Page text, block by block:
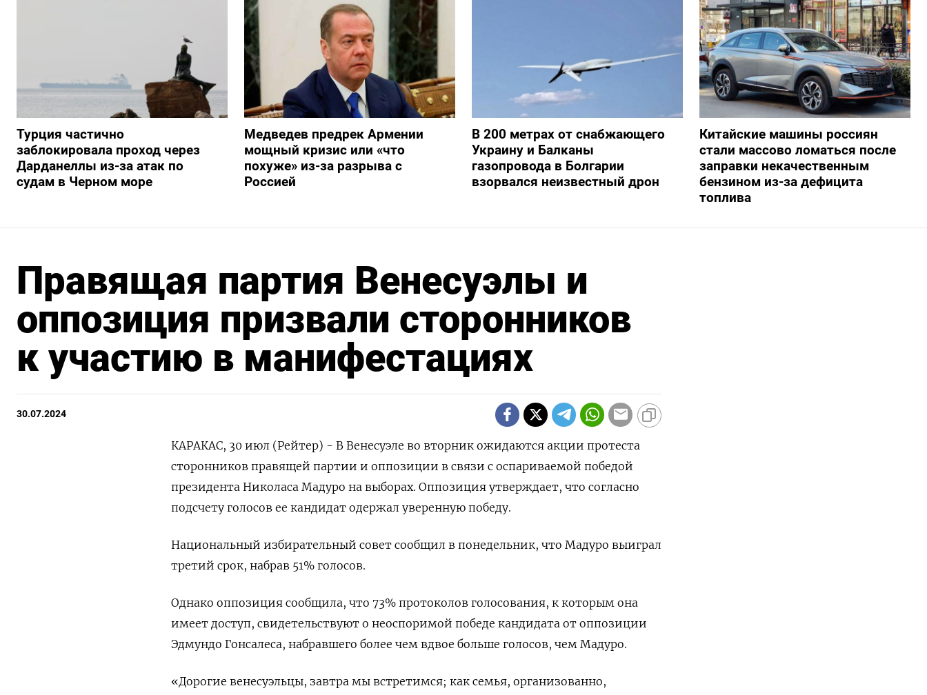
Турция частично
заблокировала проход через
Дарданеллы из-за атак по
судам в Черном море
Медведев предрек Армении
мощный кризис или «что
похуже» из-за разрыва с
Россией
В 200 метрах от снабжающего
Украину и Балканы
газопровода в Болгарии
взорвался неизвестный дрон
Китайские машины россиян
стали массово ломаться после
заправки некачественным
бензином из-за дефицита
топлива
Правящая партия Венесуэлы и
оппозиция призвали сторонников
к участию в манифестациях
30.07.2024
КАРАКАС, 30 июл (Рейтер) - В Венесуэле во вторник ожидаются акции протеста
сторонников правящей партии и оппозиции в связи с оспариваемой победой
президента Николаса Мадуро на выборах. Оппозиция утверждает, что согласно
подсчету голосов ее кандидат одержал уверенную победу.
Национальный избирательный совет сообщил в понедельник, что Мадуро выиграл
третий срок, набрав 51% голосов.
Однако оппозиция сообщила, что 73% протоколов голосования, к которым она
имеет доступ, свидетельствуют о неоспоримой победе кандидата от оппозиции
Эдмундо Гонсалеса, набравшего более чем вдвое больше голосов, чем Мадуро.
«Дорогие венесуэльцы, завтра мы встретимся; как семья, организованно,